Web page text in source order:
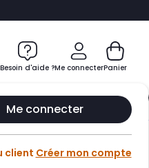
Besoin d'aide ?Me connecter
Me connecter
client Créer mon compte
Panier
Infinity
panier